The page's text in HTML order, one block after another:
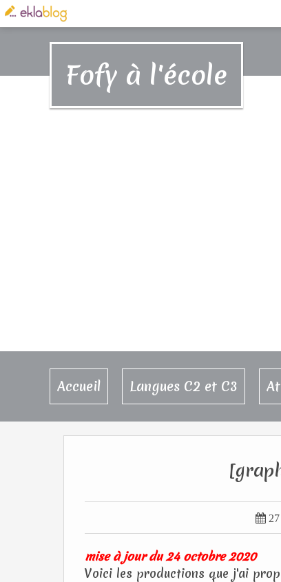
Fofy à l'école
Accueil Langues C2 et C3

mise à jour du 24 octobre 2020
Voici les productions que j'ai